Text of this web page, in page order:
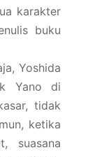
karakter
buku
Yoshida
Yano di
tidak
ketika
suasana